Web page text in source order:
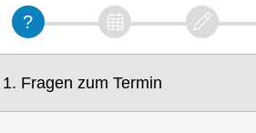
1. Fragen zum Termin